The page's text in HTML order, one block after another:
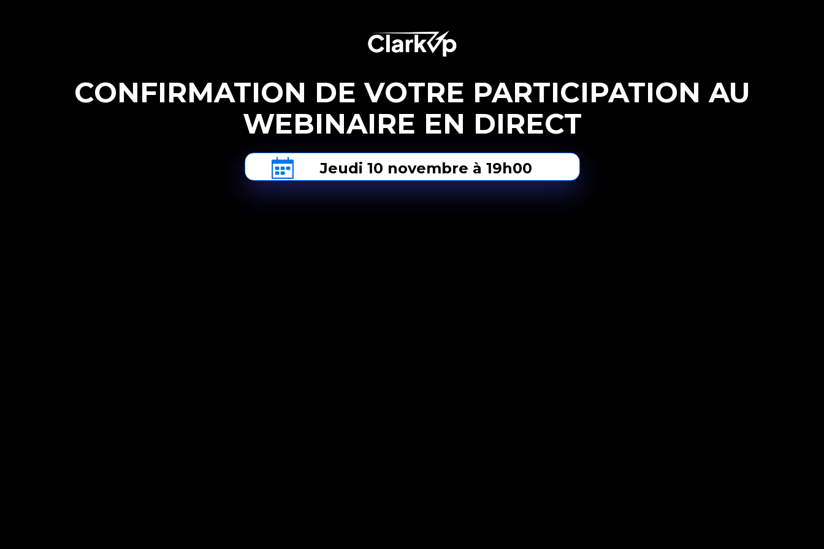
CONFIRMATION DE VOTRE PARTICIPATION AU
WEBINAIRE EN DIRECT
Jeudi 10 novembre à 19h00